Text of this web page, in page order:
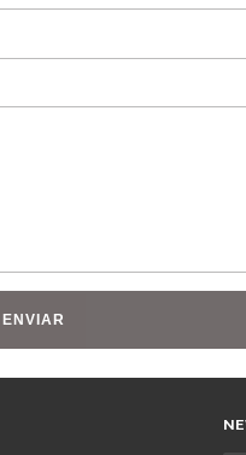
ENVIAR